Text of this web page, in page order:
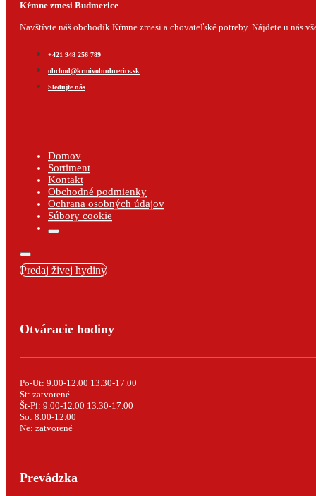
Kŕmne zmesi Budmerice
Navštívte náš obchodík Kŕmne zmesi a chovateľské potreby. Nájdete u nás
+421 948 256 789
obchod@krmivobudmerice.sk
Sledujte nás
Domov
Sortiment
Kontakt
Obchodné podmienky
Ochrana osobných údajov
Súbory cookie
Predaj živej hydiny
Otváracie hodiny
Po-Ut: 9.00-12.00 13.30-17.00
St: zatvorené
Št-Pi: 9.00-12.00 13.30-17.00
So: 8.00-12.00
Ne: zatvorené
Prevádzka